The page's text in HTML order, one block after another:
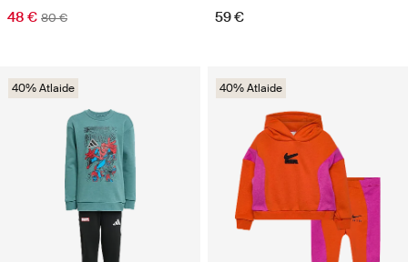
48 € 80 € 59 €
40% Atlaide 40% Atlaide